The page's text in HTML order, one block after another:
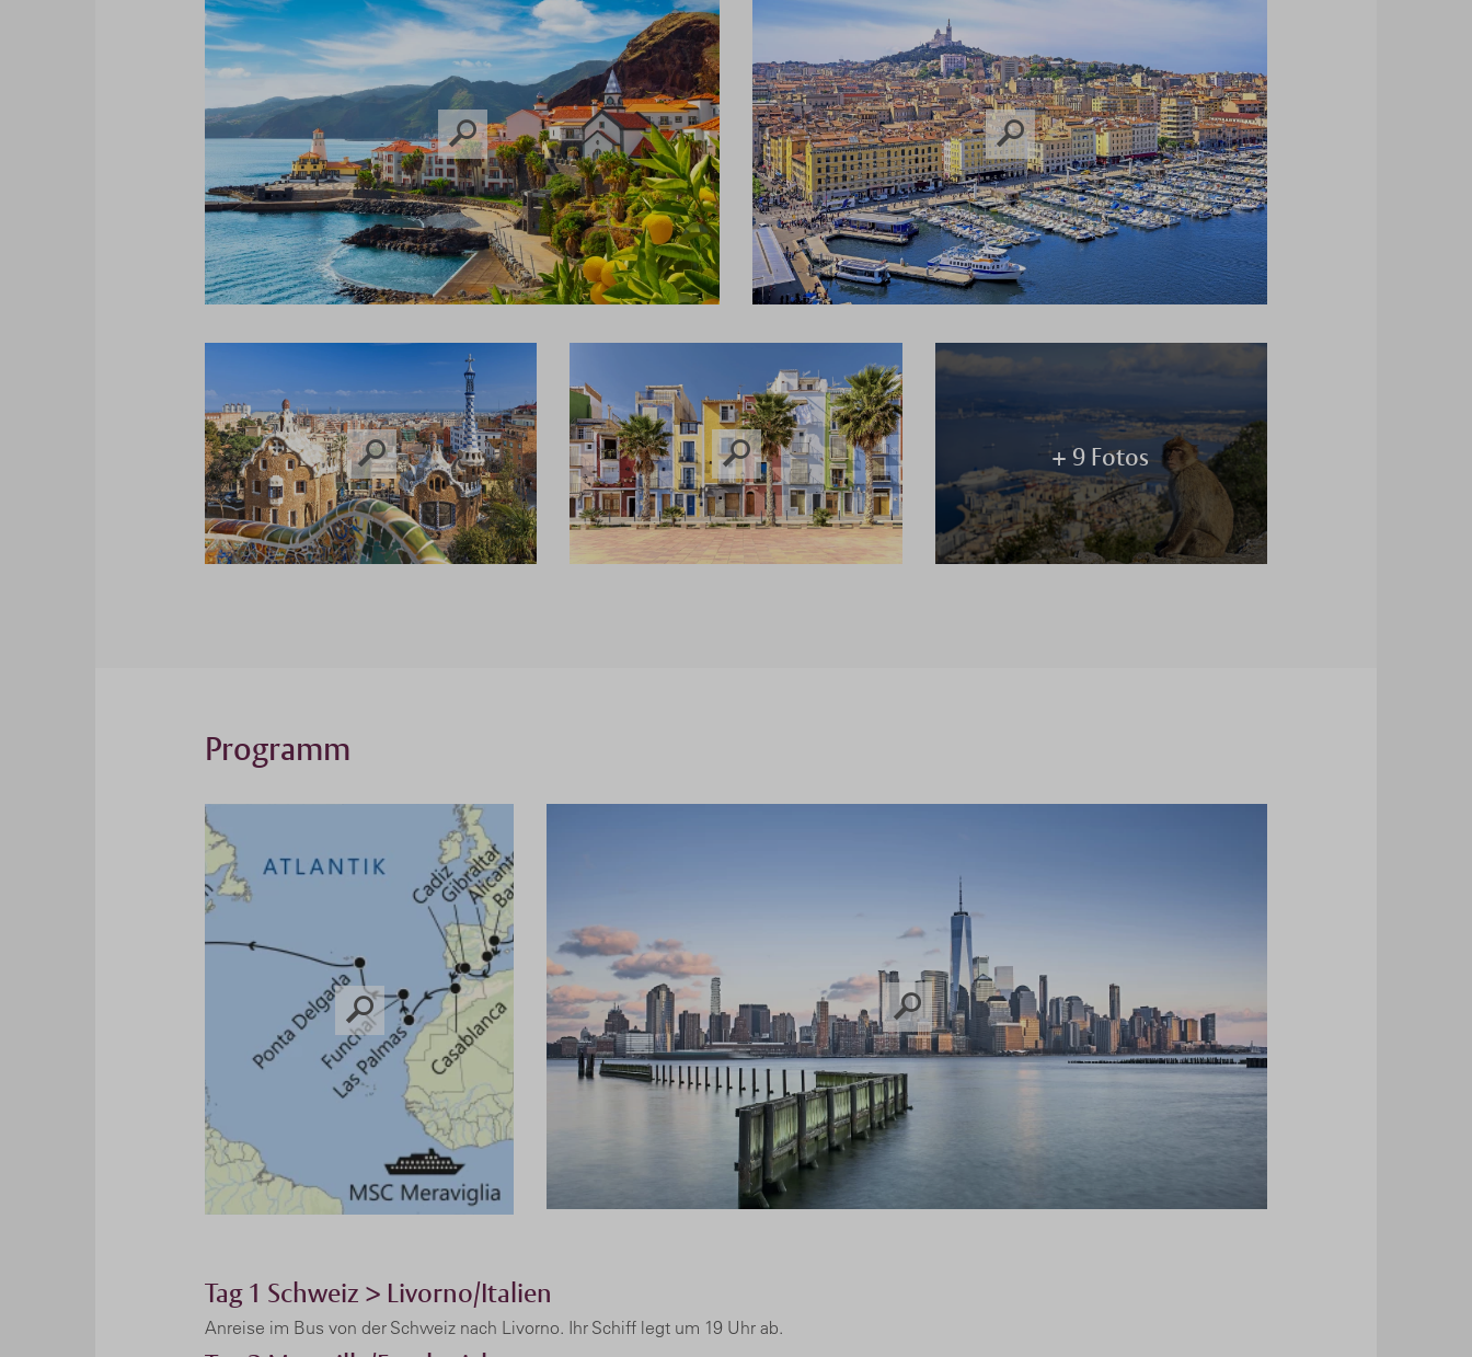
+ 9 Fotos
Programm
Tag 1 Schweiz > Livorno/Italien
Anreise im Bus von der Schweiz nach Livorno. Ihr Schiff legt um 19 Uhr ab.